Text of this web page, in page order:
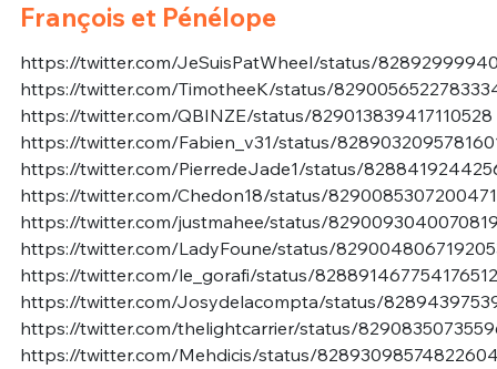
François et Pénélope
https://twitter.com/JeSuisPatWheel/status/
https://twitter.com/TimotheeK/status/
https://twitter.com/QBINZE/status/829013839417110528
https://twitter.com/Fabien_v31/status/
https://twitter.com/PierredeJade1/status/
https://twitter.com/Chedon18/status/
https://twitter.com/justmahee/status/
https://twitter.com/LadyFoune/status/
https://twitter.com/le_gorafi/status/828891467754176512
https://twitter.com/Josydelacompta/status/
https://twitter.com/thelightcarrier/status/
https://twitter.com/Mehdicis/status/